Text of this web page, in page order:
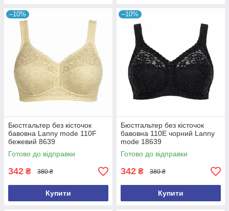
–10%
Бюстгальтер без кісточок
бавовна Lanny mode 110F
бежевий 8639
Готово до відправки
342 ₴ 380 ₴
Купити
–10%
Бюстгальтер без кісточок
бавовна 110E чорний Lanny
mode 18639
Готово до відправки
342 ₴ 380 ₴
Купити